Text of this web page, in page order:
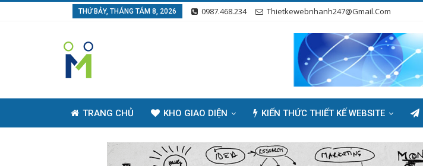
THỨ BẢY, THÁNG TÁM 8, 2026 0987.468.234 Thietkewebnhanh247@gmail.com
TRANG CHỦ KHO GIAO DIỆN KIẾN THỨC THIẾT KẾ WEBSITE